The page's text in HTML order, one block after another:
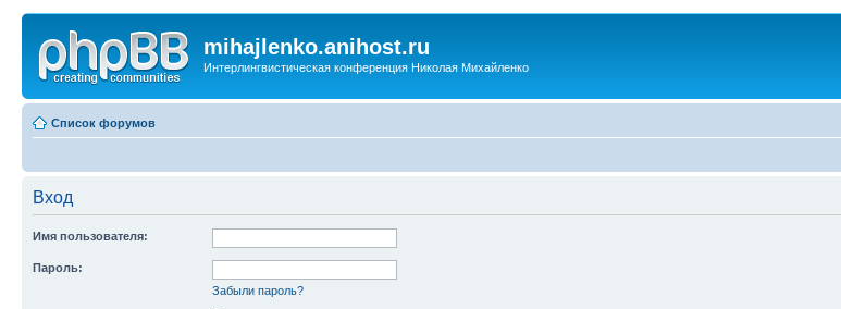
mihajlenko.anihost.ru
Интерлингвистическая конференция Николая Михайленко
Список форумов
Вход
Имя пользователя:
Пароль:
Забыли пароль?